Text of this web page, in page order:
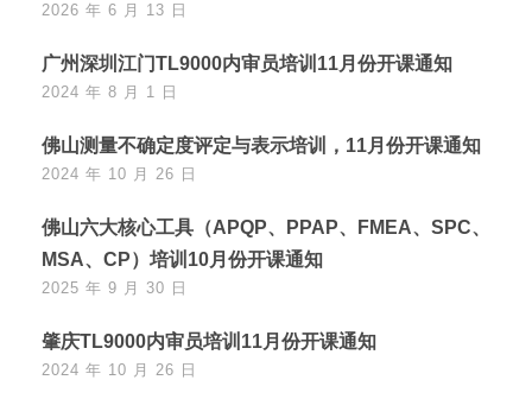
2026 年 6 月 13 日
广州深圳江门TL9000内审员培训11月份开课通知
2024 年 8 月 1 日
佛山测量不确定度评定与表示培训，11月份开课通知
2024 年 10 月 26 日
佛山六大核心工具（APQP、PPAP、FMEA、SPC、
MSA、CP）培训10月份开课通知
2025 年 9 月 30 日
肇庆TL9000内审员培训11月份开课通知
2024 年 10 月 26 日